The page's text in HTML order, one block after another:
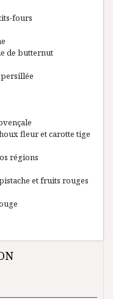
fours
de butternut
fleur et carotte tige
régions
et fruits rouges